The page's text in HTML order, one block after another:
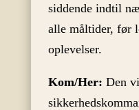
siddende indtil
alle måltider, før
oplevelser.
Kom/Her: Den